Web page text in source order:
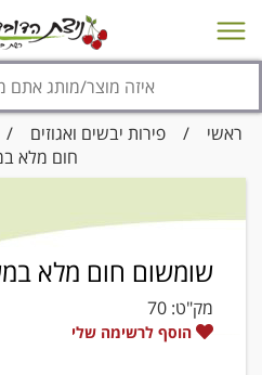
מבצעים סניפים צור
ראשי /פירות יבשים ואגוזים
חום מלא
שומשום חום מלא
מק"ט: 70
הוסף לרשימה שלי